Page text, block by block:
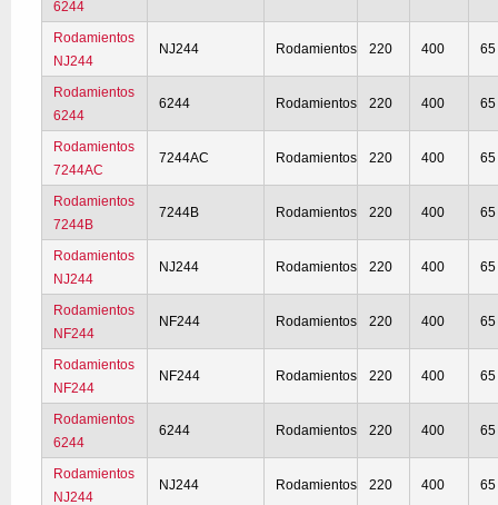
6244
Rodamientos
NJ244
NJ244 Rodamientos 220 400 65
Rodamientos
6244
6244 Rodamientos 220 400 65
Rodamientos
7244AC
7244AC Rodamientos 220 400 65
Rodamientos
7244B
7244B Rodamientos 220 400 65
Rodamientos
NJ244
NJ244 Rodamientos 220 400 65
Rodamientos
NF244
NF244 Rodamientos 220 400 65
Rodamientos
NF244
NF244 Rodamientos 220 400 65
Rodamientos
6244
6244 Rodamientos 220 400 65
Rodamientos
NJ244
NJ244 Rodamientos 220 400 65